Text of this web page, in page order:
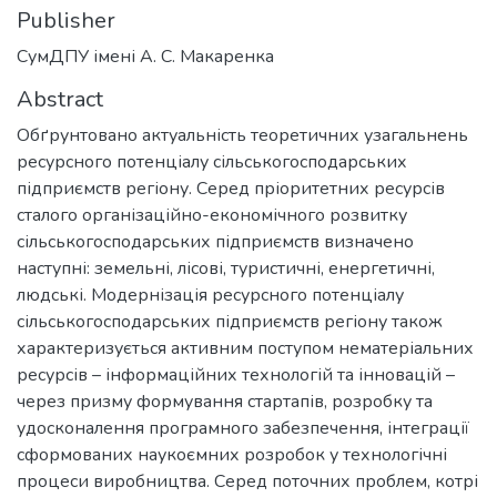
Publisher
СумДПУ імені А. С. Макаренка
Abstract
Обґрунтовано актуальність теоретичних узагальнень
ресурсного потенціалу сільськогосподарських
підприємств регіону. Серед пріоритетних ресурсів
сталого організаційно-економічного розвитку
сільськогосподарських підприємств визначено
наступні: земельні, лісові, туристичні, енергетичні,
людські. Модернізація ресурсного потенціалу
сільськогосподарських підприємств регіону також
характеризується активним поступом нематеріальних
ресурсів – інформаційних технологій та інновацій –
через призму формування стартапів, розробку та
удосконалення програмного забезпечення, інтеграції
сформованих наукоємних розробок у технологічні
процеси виробництва. Серед поточних проблем, котрі